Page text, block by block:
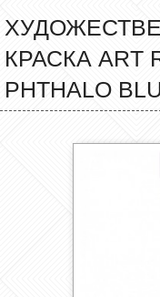
КРАСКА ART
PHTHALO